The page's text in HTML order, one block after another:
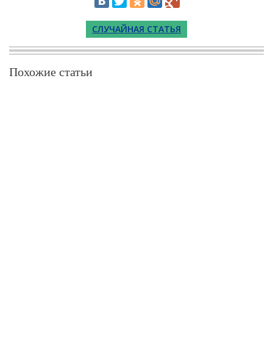
СЛУЧАЙНАЯ СТАТЬЯ
Похожие статьи